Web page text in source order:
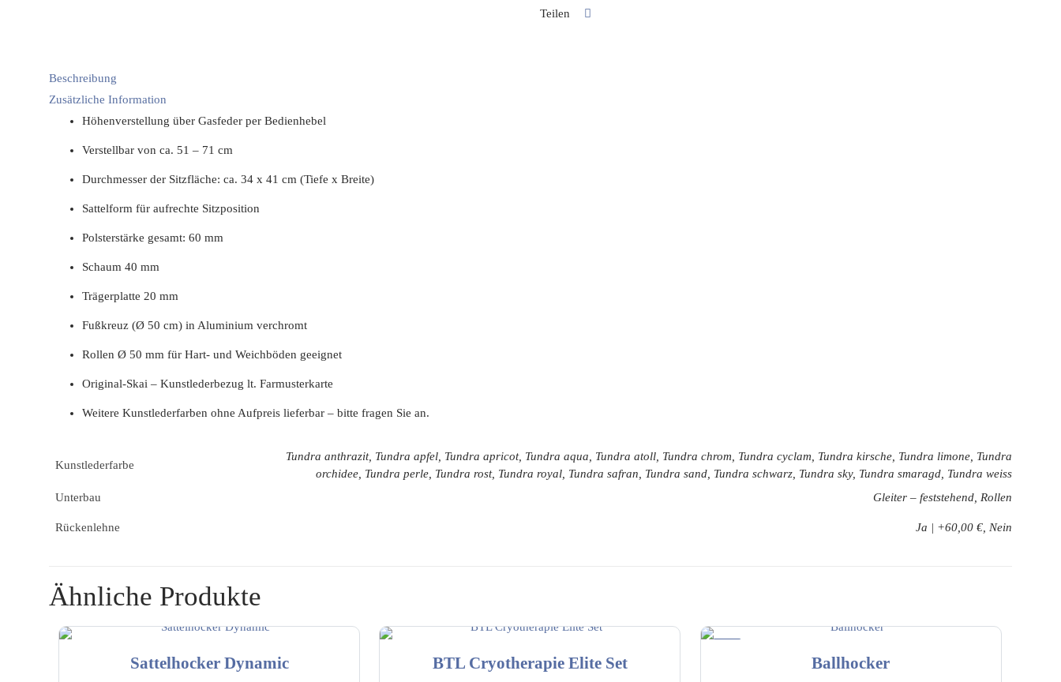
Teilen
Beschreibung
Zusätzliche Information
Höhenverstellung über Gasfeder per Bedienhebel
Verstellbar von ca. 51 – 71 cm
Durchmesser der Sitzfläche: ca. 34 x 41 cm (Tiefe x Breite)
Sattelform für aufrechte Sitzposition
Polsterstärke gesamt: 60 mm
Schaum 40 mm
Trägerplatte 20 mm
Fußkreuz (Ø 50 cm) in Aluminium verchromt
Rollen Ø 50 mm für Hart- und Weichböden geeignet
Original-Skai – Kunstlederbezug lt. Farmusterkarte
Weitere Kunstlederfarben ohne Aufpreis lieferbar – bitte fragen Sie an.
Kunstlederfarbe
Tundra anthrazit, Tundra apfel, Tundra apricot, Tundra aqua, Tundra atoll, Tundra chrom, Tundra cyclam, Tundra kirsche, Tundra limone, Tundra
orchidee, Tundra perle, Tundra rost, Tundra royal, Tundra safran, Tundra sand, Tundra schwarz, Tundra sky, Tundra smaragd, Tundra weiss
Unterbau
Gleiter – feststehend, Rollen
Rückenlehne Ja | +60,00 €, Nein
Ähnliche Produkte
Sattelhocker Dynamic BTL Cryotherapie Elite Set Ballhocker